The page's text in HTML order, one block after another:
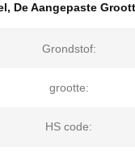
, De Aangepaste
Grondstof:
grootte:
HS code: